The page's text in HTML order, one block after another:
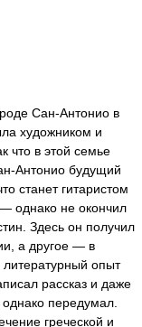
Сан-Антонио в
художником и
что в этой семье
Антонио будущий
станет гитаристом
однако не окончил
Здесь он получил
а другое — в
литературный опыт
рассказ и даже
передумал.
греческой и